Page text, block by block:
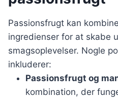
Passionsfrugt kan
ingredienser for at skabe
smagsoplevelser. Nogle
inkluderer:
Passionsfrugt og
kombination, der